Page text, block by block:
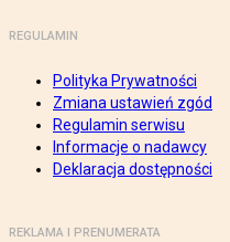
REGULAMIN
Polityka Prywatności
Zmiana ustawień zgód
Regulamin serwisu
Informacje o nadawcy
Deklaracja dostępności
REKLAMA I PRENUMERATA